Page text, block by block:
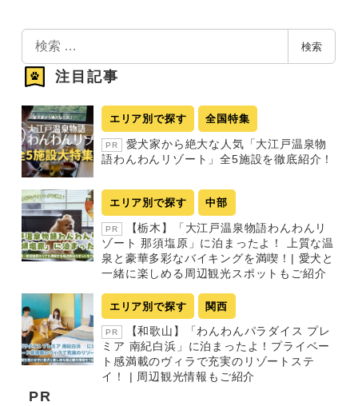
索
検索
注目記事
エリア別で探す 全国特集
PR
愛犬家から絶大な人気「大江戸温泉物
語わんわんリゾート」全5施設を徹底紹介！
エリア別で探す 中部
PR
【栃木】「大江戸温泉物語わんわんリ
ゾート 那須塩原」に泊まったよ！ 上質な温
泉と豪華多彩なバイキングを満喫！| 愛犬と
一緒に楽しめる周辺観光スポットもご紹介
エリア別で探す 関西
PR
【和歌山】「わんわんパラダイス プレ
ミア 南紀白浜」に泊まったよ！プライベー
ト感満載のヴィラで充実のリゾートステ
イ！ | 周辺観光情報もご紹介
PR